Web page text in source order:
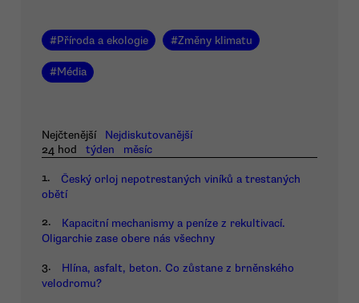
#Příroda a ekologie #Změny klimatu
#Média
Nejčtenější
Nejdiskutovanější
24 hod
týden měsíc
1.
Český orloj nepotrestaných viníků a trestaných
obětí
2.
Kapacitní mechanismy a peníze z rekultivací.
Oligarchie zase obere nás všechny
3.
Hlína, asfalt, beton. Co zůstane z brněnského
velodromu?